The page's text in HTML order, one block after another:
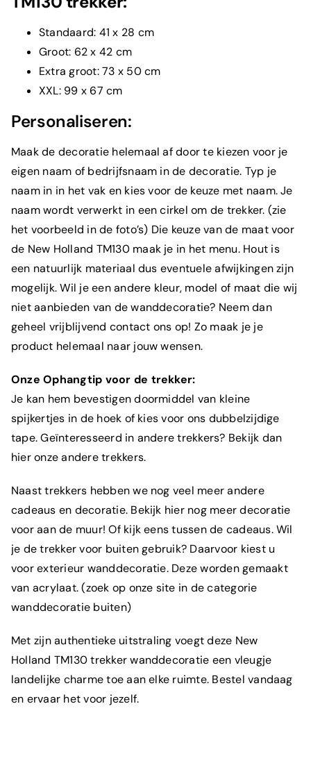
Standaard: 41 x 28 cm
Groot: 62 x 42 cm
Extra groot: 73 x 50 cm
XXL: 99 x 67 cm
Personaliseren:
Maak de decoratie helemaal af door te kiezen voor je
eigen naam of bedrijfsnaam in de decoratie. Typ je
naam in in het vak en kies voor de keuze met naam. Je
naam wordt verwerkt in een cirkel om de trekker. (zie
het voorbeeld in de foto’s) Die keuze van de maat voor
de New Holland TM130 maak je in het menu. Hout is
een natuurlijk materiaal dus eventuele afwijkingen zijn
mogelijk. Wil je een andere kleur, model of maat die wij
niet aanbieden van de wanddecoratie? Neem dan
geheel vrijblijvend contact ons op! Zo maak je je
product helemaal naar jouw wensen.
Onze Ophangtip voor de trekker:
Je kan hem bevestigen doormiddel van kleine
spijkertjes in de hoek of kies voor ons dubbelzijdige
tape. Geïnteresseerd in andere trekkers? Bekijk dan
hier onze andere trekkers.
Naast trekkers hebben we nog veel meer andere
cadeaus en decoratie. Bekijk hiernog meer decoratie
voor aan de muur! Of kijk eens tussen de cadeaus. Wil
je de trekker voor buiten gebruik? Daarvoor kiest u
voor exterieur wanddecoratie. Deze worden gemaakt
van acrylaat. (zoek op onze site in de categorie
wanddecoratie buiten)
Met zijn authentieke uitstraling voegt deze New
Holland TM130 trekker wanddecoratie een vleugje
landelijke charme toe aan elke ruimte. Bestel vandaag
en ervaar het voor jezelf.
Wat is je e-mailadres?*